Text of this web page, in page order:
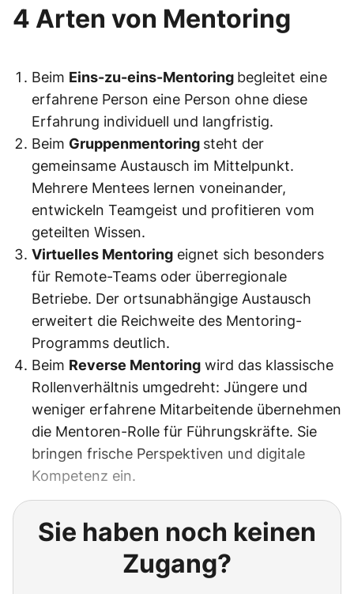
4 Arten von Mentoring
Beim Eins-zu-eins-Mentoring begleitet eine
erfahrene Person eine Person ohne diese
Erfahrung individuell und langfristig.
Beim Gruppenmentoring steht der
gemeinsame Austausch im Mittelpunkt.
Mehrere Mentees lernen voneinander,
entwickeln Teamgeist und profitieren vom
geteilten Wissen.
Virtuelles Mentoring eignet sich besonders
für Remote-Teams oder überregionale
Betriebe. Der ortsunabhängige Austausch
erweitert die Reichweite des Mentoring-
Programms deutlich.
Beim Reverse Mentoring wird das klassische
Rollenverhältnis umgedreht: Jüngere und
weniger erfahrene Mitarbeitende übernehmen
die Mentoren-Rolle für Führungskräfte. Sie
bringen frische Perspektiven und digitale
Kompetenz ein.
Sie haben noch keinen
Zugang?